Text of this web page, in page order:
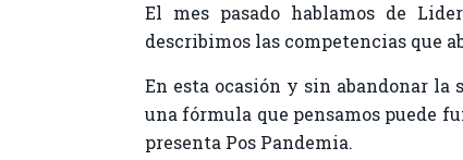
El mes pasado hablamos de
describimos las competencias que
En esta ocasión y sin abandonar
una fórmula que pensamos puede
presenta Pos Pandemia.